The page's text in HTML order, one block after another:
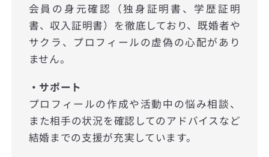
会員の身元確認（独身証明書、学歴証明
書、収入証明書）を徹底しており、既婚者や
サクラ、プロフィールの虚偽の心配があり
ません。
・サポート
プロフィールの作成や活動中の悩み相談、
また相手の状況を確認してのアドバイスなど
結婚までの支援が充実しています。